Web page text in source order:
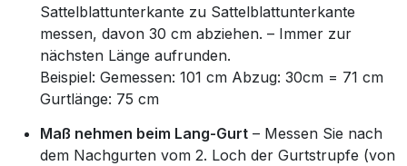
Sattelblattunterkante zu Sattelblattunterkante
messen, davon 30 cm abziehen. – Immer zur
nächsten Länge aufrunden.
Beispiel: Gemessen: 101 cm Abzug: 30cm = 71 cm
Gurtlänge: 75 cm
Maß nehmen beim Lang-Gurt – Messen Sie nach
dem Nachgurten vom 2. Loch der Gurtstrupfe (von